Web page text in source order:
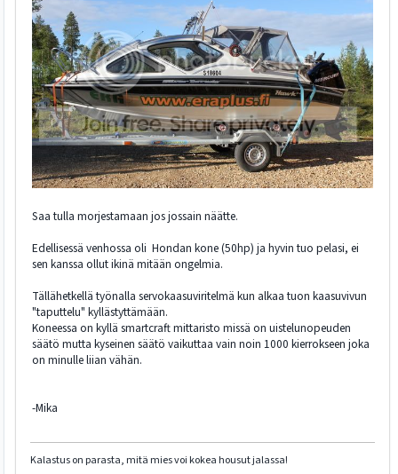
Saa tulla morjestamaan jos jossain näätte.
Edellisessä venhossa oli Hondan kone (50hp) ja hyvin tuo pelasi, ei
sen kanssa ollut ikinä mitään ongelmia.
Tällähetkellä työnalla servokaasuviritelmä kun alkaa tuon kaasuvivun
"taputtelu" kyllästyttämään.
Koneessa on kyllä smartcraft mittaristo missä on uistelunopeuden
säätö mutta kyseinen säätö vaikuttaa vain noin 1000 kierrokseen joka
on minulle liian vähän.
-Mika
Kalastus on parasta, mitä mies voi kokea housut jalassa!